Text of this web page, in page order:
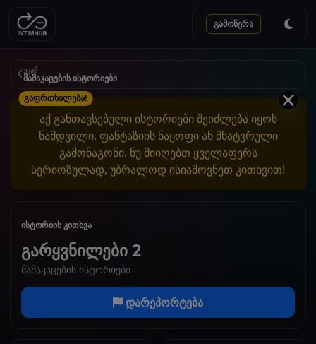
გამოწერა
უკან
მამაკაცების ისტორიები
გაფრთხილება!
აქ განთავსებული ისტორიები შეიძლება იყოს
ნამდვილი, ფანტაზიის ნაყოფი ან მხატვრული
გამონაგონი. ნუ მიიღებთ ყველაფერს
სერიოზულად, უბრალოდ ისიამოვნეთ კითხვით!
ისტორიის კითხვა
გარყვნილები 2
მამაკაცების ისტორიები
დარეპორტება